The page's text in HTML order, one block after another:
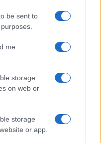
be sent to
me
storage
on web or
storage
or app.
Leggi i commenti
2026